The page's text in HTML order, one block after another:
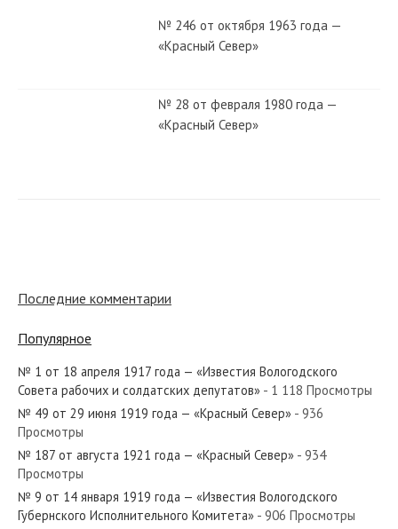
№ 246 от октября 1963 года —
«Красный Север»
№ 28 от февраля 1980 года —
«Красный Север»
№ 271 от ноября 1964 года —
№ 267 от ноября 1927 года —
«Красный Север»
Последние комментарии
Популярное
№ 1 от 18 апреля 1917 года — «Известия Вологодского
Совета рабочих и солдатских депутатов» - 1 118 Просмотры
№ 49 от 29 июня 1919 года — «Красный Север» - 936
Просмотры
№ 187 от августа 1921 года — «Красный Север» - 934
Просмотры
№ 9 от 14 января 1919 года — «Известия Вологодского
Губернского Исполнительного Комитета» - 906 Просмотры